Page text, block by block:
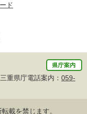
ド
県庁電話案内： 059-
載を禁じます。